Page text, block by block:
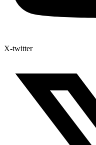
X-twitter